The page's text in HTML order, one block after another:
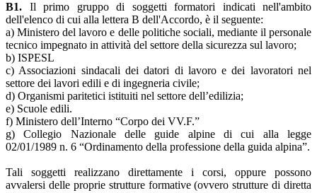
B1. Il primo gruppo di soggetti formatori indicati nell'ambito
dell'elenco di cui alla lettera B dell'Accordo, è il seguente:
a) Ministero del lavoro e delle politiche sociali, mediante il personale
tecnico impegnato in attività del settore della sicurezza sul lavoro;
b) ISPESL
c) Associazioni sindacali dei datori di lavoro e dei lavoratori nel
settore dei lavori edili e di ingegneria civile;
d) Organismi paritetici istituiti nel settore dell’edilizia;
e) Scuole edili.
f) Ministero dell’Interno “Corpo dei VV.F.”
g) Collegio Nazionale delle guide alpine di cui alla legge
02/01/1989 n. 6 “Ordinamento della professione della guida alpina”.
Tali soggetti realizzano direttamente i corsi, oppure possono
avvalersi delle proprie strutture formative (ovvero strutture di diretta